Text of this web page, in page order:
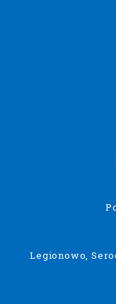
Legionowo,